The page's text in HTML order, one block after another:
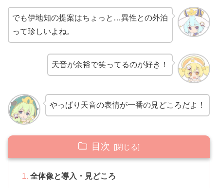
でも伊地知の提案はちょっと…異性との外泊
って珍しいよね。
天音が余裕で笑ってるのが好き！
やっぱり天音の表情が一番の見どころだよ！
目次
全体像と導入・見どころ